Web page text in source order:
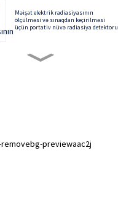
Məişət elektrik radiasiyasının
ölçülməsi və sınaqdan keçirilməsi
üçün portativ nüvə radiasiya detektoru
Tənzimlənən nəfəs ala bilən bilək
örtüyü